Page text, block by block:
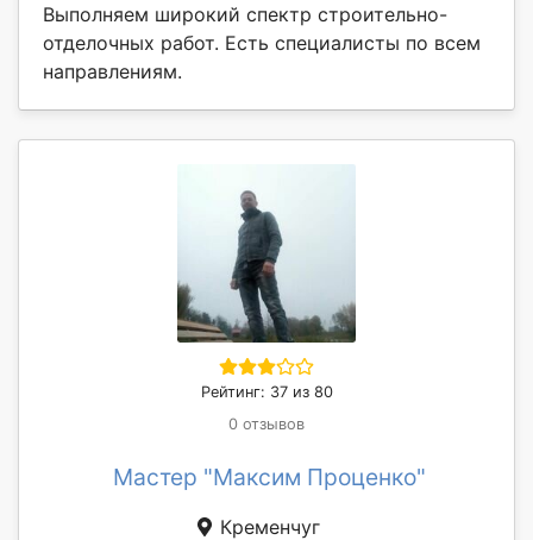
Выполняем широкий спектр строительно-
отделочных работ. Есть специалисты по всем
направлениям.
Рейтинг: 37 из 80
0 отзывов
Мастер "Максим Проценко"
Кременчуг